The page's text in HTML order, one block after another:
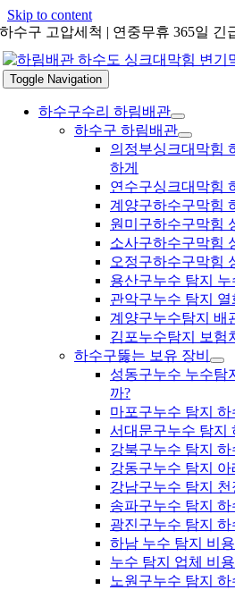
Skip to content
하수구 고압세척 | 연중무휴 365일 긴
Toggle Navigation
하수구수리 하림배관
하수구 하림배관
의정부싱크대막힘
하게
연수구싱크대막힘
계양구하수구막힘
원미구하수구막힘
소사구하수구막힘
오정구하수구막힘
용산구누수 탐지 누
관악구누수 탐지
계양구누수탐지 배
김포누수탐지 보험
하수구뚫는 보유 장비
성동구누수 누수탐
까?
마포구누수 탐지 하
서대문구누수 탐지
강북구누수 탐지 하
강동구누수 탐지 아
강남구누수 탐지 천
송파구누수 탐지 하
광진구누수 탐지 하
하남 누수 탐지 비
누수 탐지 업체 비
노원구누수 탐지